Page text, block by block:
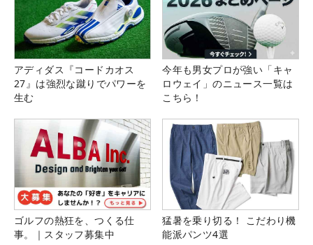
アディダス『コードカオス
27』は強烈な蹴りでパワーを
生む
今年も男女プロが強い「キャ
ロウェイ」のニュース一覧は
こちら！
ゴルフの熱狂を、つくる仕
事。｜スタッフ募集中
猛暑を乗り切る！ こだわり機
能派パンツ4選